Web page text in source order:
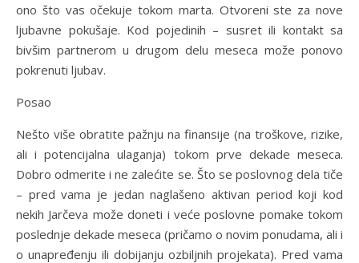
ono što vas očekuje tokom marta. Otvoreni ste za nove
ljubavne pokušaje. Kod pojedinih – susret ili kontakt sa
bivšim partnerom u drugom delu meseca može ponovo
pokrenuti ljubav.
Posao
Nešto više obratite pažnju na finansije (na troškove, rizike,
ali i potencijalna ulaganja) tokom prve dekade meseca.
Dobro odmerite i ne zalećite se. Što se poslovnog dela tiče
– pred vama je jedan naglašeno aktivan period koji kod
nekih Jarčeva može doneti i veće poslovne pomake tokom
poslednje dekade meseca (pričamo o novim ponudama, ali i
o unapređenju ili dobijanju ozbiljnih projekata). Pred vama